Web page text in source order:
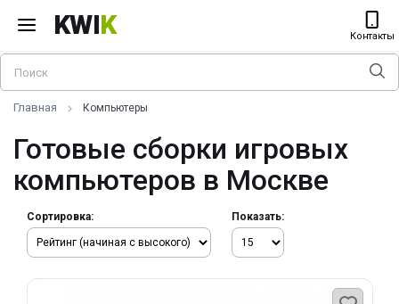
KWIK Контакты
Главная Компьютеры
Готовые сборки игровых
компьютеров в Москве
Сортировка: Показать: